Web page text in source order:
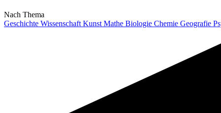
Nach Thema
Geschichte Wissenschaft Kunst Mathe Biologie Chemie Geografie